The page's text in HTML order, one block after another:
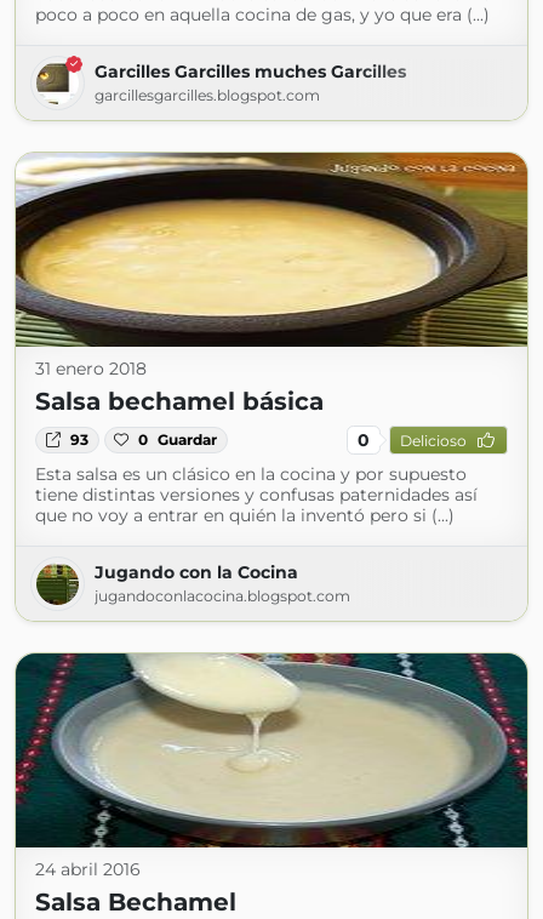
poco a poco en aquella cocina de gas, y yo que era (...)
Garcilles Garcilles muches Garcilles
garcillesgarcilles.blogspot.com
31 enero 2018
Salsa bechamel básica
93 0 Guardar 0 Delicioso
Esta salsa es un clásico en la cocina y por supuesto
tiene distintas versiones y confusas paternidades así
que no voy a entrar en quién la inventó pero si (...)
Jugando con la Cocina
jugandoconlacocina.blogspot.com
24 abril 2016
Salsa Bechamel